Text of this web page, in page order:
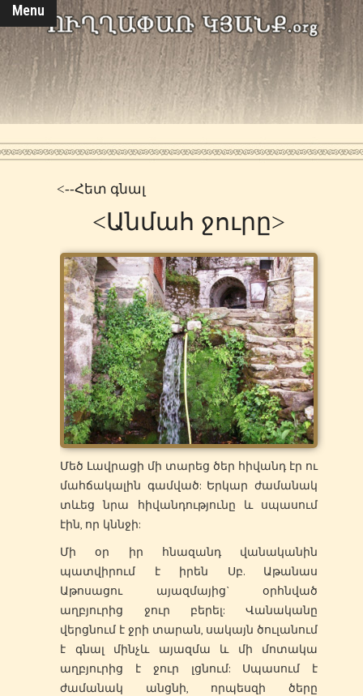
Menu
<--Հետ գնալ
<Անմահ ջուրը>
Մեծ Լավրացի մի տարեց ծեր հիվանդ էր ու
մահճակալին գամված: Երկար ժամանակ
տևեց նրա հիվանդությունը և սպասում
էին, որ կննջի:
Մի օր իր հնազանդ վանականին
պատվիրում է իրեն Սբ. Աթանաս
Աթոսացու այազմայից` օրհնված
աղբյուրից ջուր բերել: Վանականը
վերցնում է ջրի տարան, սակայն ծուլանում
է գնալ մինչև այազմա և մի մոտակա
աղբյուրից է ջուր լցնում: Սպասում է
ժամանակ անցնի, որպեսզի ծերը